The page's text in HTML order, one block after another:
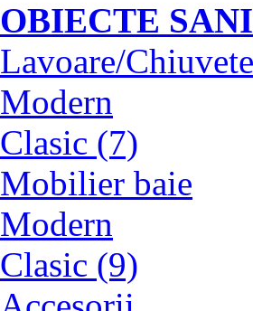
OBIECTE
Lavoare/Chiuvete
Modern
Clasic (7)
Mobilier baie
Modern
Clasic (9)